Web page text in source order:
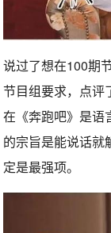
说过了想在100期
节目组要求，点评
在《奔跑吧》是语
的宗旨是能说话就
定是最强项。